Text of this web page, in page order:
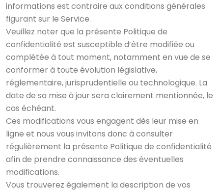
informations est contraire aux conditions générales
figurant sur le Service.
Veuillez noter que la présente Politique de
confidentialité est susceptible d’être modifiée ou
complétée à tout moment, notamment en vue de se
conformer à toute évolution législative,
réglementaire, jurisprudentielle ou technologique. La
date de sa mise à jour sera clairement mentionnée, le
cas échéant.
Ces modifications vous engagent dès leur mise en
ligne et nous vous invitons donc à consulter
régulièrement la présente Politique de confidentialité
afin de prendre connaissance des éventuelles
modifications.
Vous trouverez également la description de vos